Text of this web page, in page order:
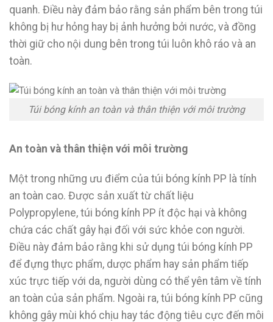
quanh. Điều này đảm bảo rằng sản phẩm bên trong túi
không bị hư hỏng hay bị ảnh hưởng bởi nước, và đồng
thời giữ cho nội dung bên trong túi luôn khô ráo và an
toàn.
Túi bóng kính an toàn và thân thiện với môi trường
An toàn và thân thiện với môi trường
Một trong những ưu điểm của túi bóng kính PP là tính
an toàn cao. Được sản xuất từ chất liệu
Polypropylene, túi bóng kính PP ít độc hại và không
chứa các chất gây hại đối với sức khỏe con người.
Điều này đảm bảo rằng khi sử dụng túi bóng kính PP
để đựng thực phẩm, dược phẩm hay sản phẩm tiếp
xúc trực tiếp với da, người dùng có thể yên tâm về tính
an toàn của sản phẩm. Ngoài ra, túi bóng kính PP cũng
không gây mùi khó chịu hay tác động tiêu cực đến môi